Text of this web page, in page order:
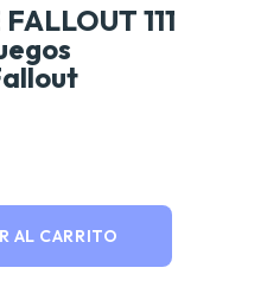
111
AL CARRITO